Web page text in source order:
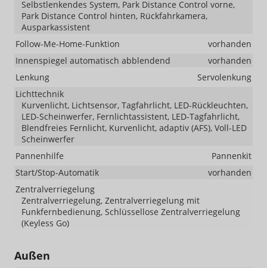
Selbstlenkendes System, Park Distance Control vorne,
Park Distance Control hinten, Rückfahrkamera,
Ausparkassistent
Follow-Me-Home-Funktion
vorhanden
Innenspiegel automatisch abblendend
vorhanden
Lenkung
Servolenkung
Lichttechnik
Kurvenlicht, Lichtsensor, Tagfahrlicht, LED-Rückleuchten,
LED-Scheinwerfer, Fernlichtassistent, LED-Tagfahrlicht,
Blendfreies Fernlicht, Kurvenlicht, adaptiv (AFS), Voll-LED
Scheinwerfer
Pannenhilfe
Pannenkit
Start/Stop-Automatik
vorhanden
Zentralverriegelung
Zentralverriegelung, Zentralverriegelung mit
Funkfernbedienung, Schlüssellose Zentralverriegelung
(Keyless Go)
Außen